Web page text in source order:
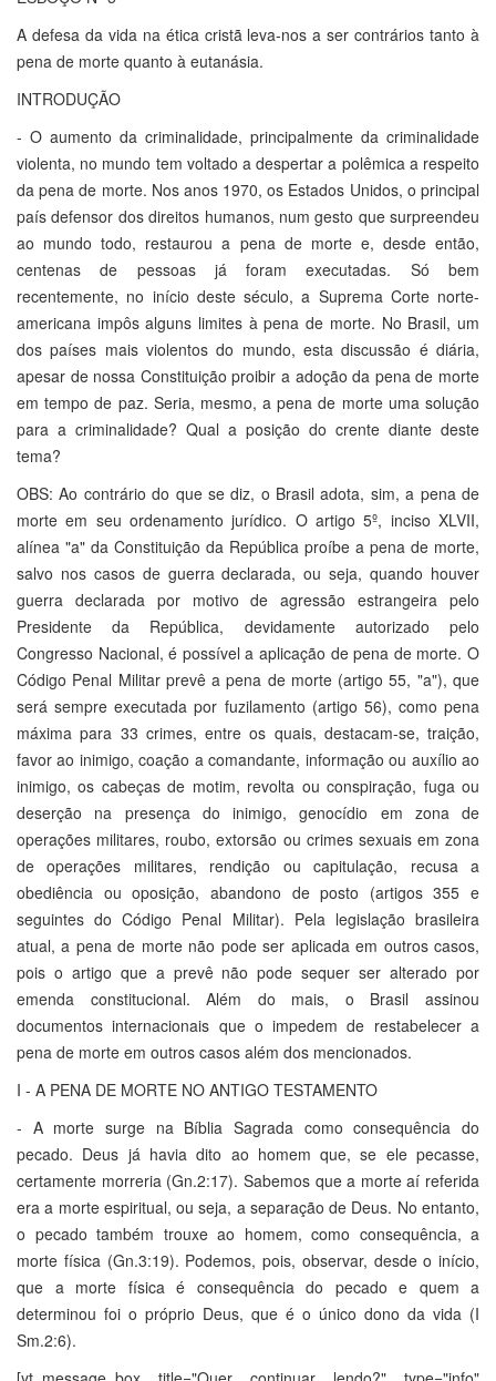
A defesa da vida na ética cristã leva-nos a ser contrários tanto à
pena de morte quanto à eutanásia.
INTRODUÇÃO
- O aumento da criminalidade, principalmente da criminalidade
violenta, no mundo tem voltado a despertar a polêmica a respeito
da pena de morte. Nos anos 1970, os Estados Unidos, o principal
país defensor dos direitos humanos, num gesto que surpreendeu
ao mundo todo, restaurou a pena de morte e, desde então,
centenas de pessoas já foram executadas. Só bem
recentemente, no início deste século, a Suprema Corte norte-
americana impôs alguns limites à pena de morte. No Brasil, um
dos países mais violentos do mundo, esta discussão é diária,
apesar de nossa Constituição proibir a adoção da pena de morte
em tempo de paz. Seria, mesmo, a pena de morte uma solução
para a criminalidade? Qual a posição do crente diante deste
tema?
OBS: Ao contrário do que se diz, o Brasil adota, sim, a pena de
morte em seu ordenamento jurídico. O artigo 5º, inciso XLVII,
alínea "a" da Constituição da República proíbe a pena de morte,
salvo nos casos de guerra declarada, ou seja, quando houver
guerra declarada por motivo de agressão estrangeira pelo
Presidente da República, devidamente autorizado pelo
Congresso Nacional, é possível a aplicação de pena de morte. O
Código Penal Militar prevê a pena de morte (artigo 55, "a"), que
será sempre executada por fuzilamento (artigo 56), como pena
máxima para 33 crimes, entre os quais, destacam-se, traição,
favor ao inimigo, coação a comandante, informação ou auxílio ao
inimigo, os cabeças de motim, revolta ou conspiração, fuga ou
deserção na presença do inimigo, genocídio em zona de
operações militares, roubo, extorsão ou crimes sexuais em zona
de operações militares, rendição ou capitulação, recusa a
obediência ou oposição, abandono de posto (artigos 355 e
seguintes do Código Penal Militar). Pela legislação brasileira
atual, a pena de morte não pode ser aplicada em outros casos,
pois o artigo que a prevê não pode sequer ser alterado por
emenda constitucional. Além do mais, o Brasil assinou
documentos internacionais que o impedem de restabelecer a
pena de morte em outros casos além dos mencionados.
I - A PENA DE MORTE NO ANTIGO TESTAMENTO
- A morte surge na Bíblia Sagrada como consequência do
pecado. Deus já havia dito ao homem que, se ele pecasse,
certamente morreria (Gn.2:17). Sabemos que a morte aí referida
era a morte espiritual, ou seja, a separação de Deus. No entanto,
o pecado também trouxe ao homem, como consequência, a
morte física (Gn.3:19). Podemos, pois, observar, desde o início,
que a morte física é consequência do pecado e quem a
determinou foi o próprio Deus, que é o único dono da vida (I
Sm.2:6).